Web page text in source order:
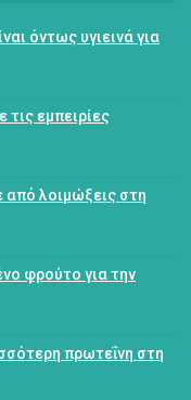
όντως υγιεινά για
τις εμπειρίες
λοιμώξεις στη
φρούτο για την
πρωτεΐνη στη